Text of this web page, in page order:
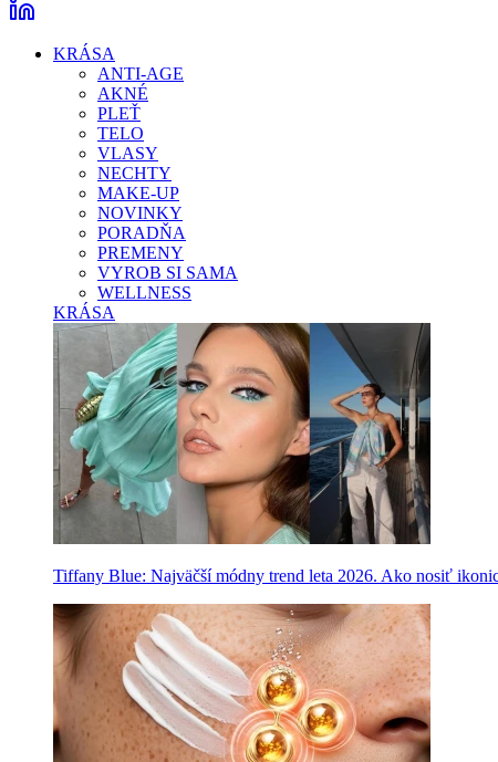
KRÁSA
ANTI-AGE
AKNÉ
PLEŤ
TELO
VLASY
NECHTY
MAKE-UP
NOVINKY
PORADŇA
PREMENY
VYROB SI SAMA
WELLNESS
KRÁSA
Tiffany Blue: Najväčší módny trend leta 2026. Ako nosiť